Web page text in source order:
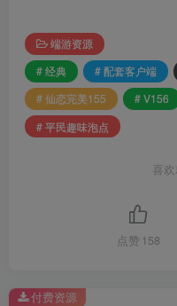
端游资源
# 经典
# 配套客户端
# 仙恋完美155
# V156
# 平民趣味泡点
喜
点赞 158
付费资源